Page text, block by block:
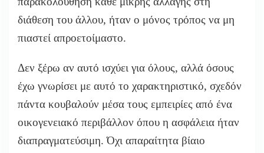
διάθεση του άλλου, ήταν ο μόνος τρόπος να μη
πιαστεί απροετοίμαστο.
Δεν ξέρω αν αυτό ισχύει για όλους, αλλά όσους
έχω γνωρίσει με αυτό το χαρακτηριστικό, σχεδόν
πάντα κουβαλούν μέσα τους εμπειρίες από ένα
οικογενειακό περιβάλλον όπου η ασφάλεια ήταν
διαπραγματεύσιμη. Όχι απαραίτητα βίαιο